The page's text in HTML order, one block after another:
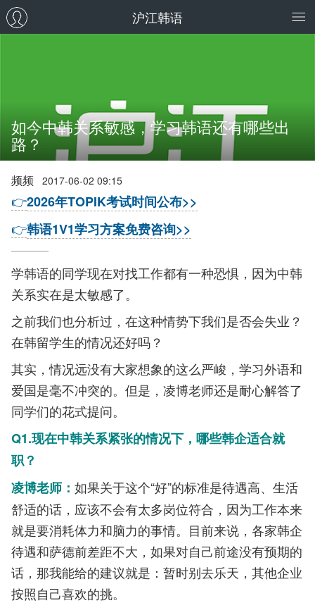
沪江韩语
如今中韩关系敏感，学习韩语还有哪些出
路？
频频 2017-06-02 09:15
👉2026年TOPIK考试时间公布>>
👉韩语1V1学习方案免费咨询>>
学韩语的同学现在对找工作都有一种恐惧，因为中韩
关系实在是太敏感了。
之前我们也分析过，在这种情势下我们是否会失业？
在韩留学生的情况还好吗？
其实，情况远没有大家想象的这么严峻，学习外语和
爱国是毫不冲突的。但是，凌博老师还是耐心解答了
同学们的花式提问。
Q1.现在中韩关系紧张的情况下，哪些韩企适合就
职？
凌博老师： 如果关于这个“好”的标准是待遇高、生活
舒适的话，应该不会有太多岗位符合，因为工作本来
就是要消耗体力和脑力的事情。目前来说，各家韩企
待遇和萨德前差距不大，如果对自己前途没有预期的
话，那我能给的建议就是：暂时别去乐天，其他企业
按照自己喜欢的挑。